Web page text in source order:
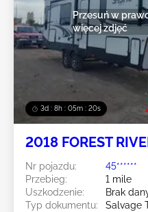
3d : 8h : 05m : 19s
Przesuń w
więcej zdjęć
2018 FOREST
Nr pojazdu:
45******
Przebieg:
1 mile
Uszkodzenie:
Brak
Typ dokumentu:
Salvage